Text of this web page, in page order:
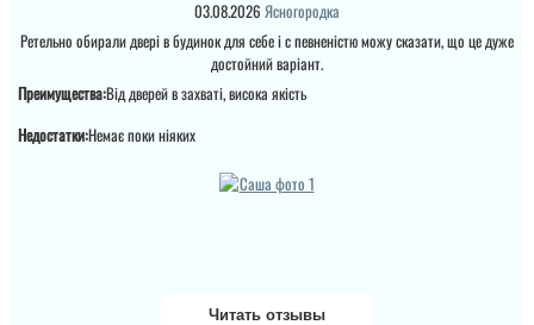
03.08.2026 Ясногородка
Ретельно обирали двері в будинок для себе і с певненістю можу сказати, що це дуже
достойний варіант.
Преимущества:Від дверей в захваті, висока якість
Недостатки:Немає поки ніяких
Читать отзывы